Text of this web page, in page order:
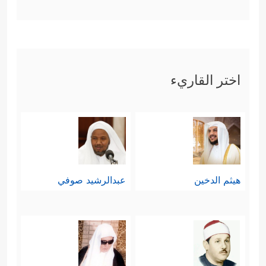
والعبادة والخضوع لأمره ونهيه بلا
﴿أَلَا لَهُ ٱلۡخَلۡقُ وَٱلۡأَمۡرُۗ﴾
﴿ٱدۡعُواْ رَبَّكُمۡ تَضَرُّعࣰا وَخُفۡیَةًۚ﴾.
سادسًا: أن هذه العبادة مرتبطة بإصلاح
العكس
﴿وَلَا تُفۡسِدُواْ فِی ٱلۡأَرۡضِ بَعۡدَ إِصۡلَـٰحِهَا
وَٱدۡعُوهُ خَوۡفࣰا وَطَمَعًاۚ إِنَّ رَحۡمَتَ ٱللَّهِ قَرِیبࣱ مِّنَ
اختر القاريء
هيثم الدخين عبدالرشيد صوفي